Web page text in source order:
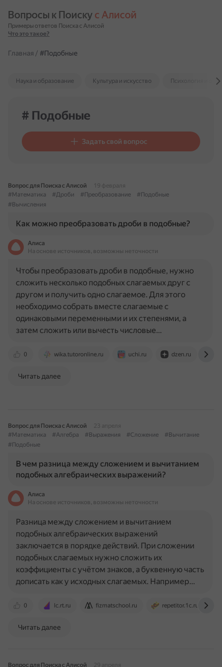
Вопросы к Поиску с Алисой
Примеры ответов Поиска с Алисой
Что это такое?
Главная / #Подобные
Наука и образование Культура и искусство Психология и
# Подобные
Задать свой вопрос
Вопрос для Поиска с Алисой
19 февраля
#Математика
#Дроби #Преобразование
#Подобные
#Вычисления
Как можно преобразовать дроби в подобные?
Алиса
На основе источников, возможны неточности
0 wika.tutoronline.ru uchi.ru dzen.ru
Чтобы преобразовать дроби в подобные, нужно
сложить несколько подобных слагаемых друг с
другом и получить одно слагаемое. Для этого
необходимо собрать вместе слагаемые с
одинаковыми переменными и их степенями, а
затем сложить или вычесть числовые…
Читать далее
Вопрос для Поиска с Алисой
23 апреля
#Математика
#Алгебра #Выражения #Сложение
#Вычитание
#Подобные
В чем разница между сложением и вычитанием
подобных алгебраических выражений?
Алиса
На основе источников, возможны неточности
0 lc.rt.ru fizmatschool.ru repetitor.1c.ru
Разница между сложением и вычитанием
подобных алгебраических выражений
заключается в порядке действий. При сложении
подобных слагаемых нужно сложить их
коэффициенты с учётом знаков, а буквенную часть
дописать как у исходных слагаемых. Например…
Читать далее
Вопрос для Поиска с Алисой
29 апреля